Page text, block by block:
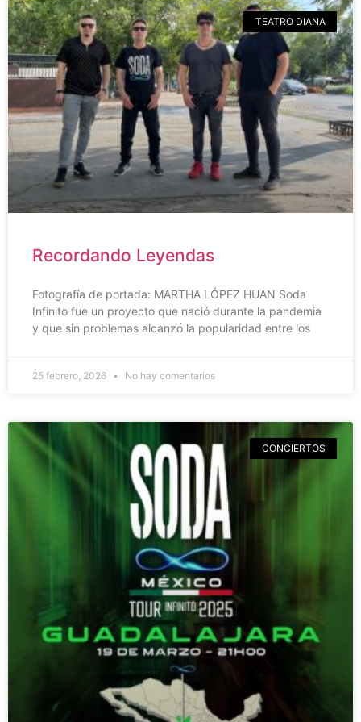
TEATRO DIANA
Recordando Leyendas
Fotografía de portada: MARTHA LÓPEZ HUAN Soda
Infinito fue un proyecto que nació durante la pandemia
y que sin problemas alcanzó la popularidad entre los
25 febrero, 2026 No hay comentarios
CONCIERTOS